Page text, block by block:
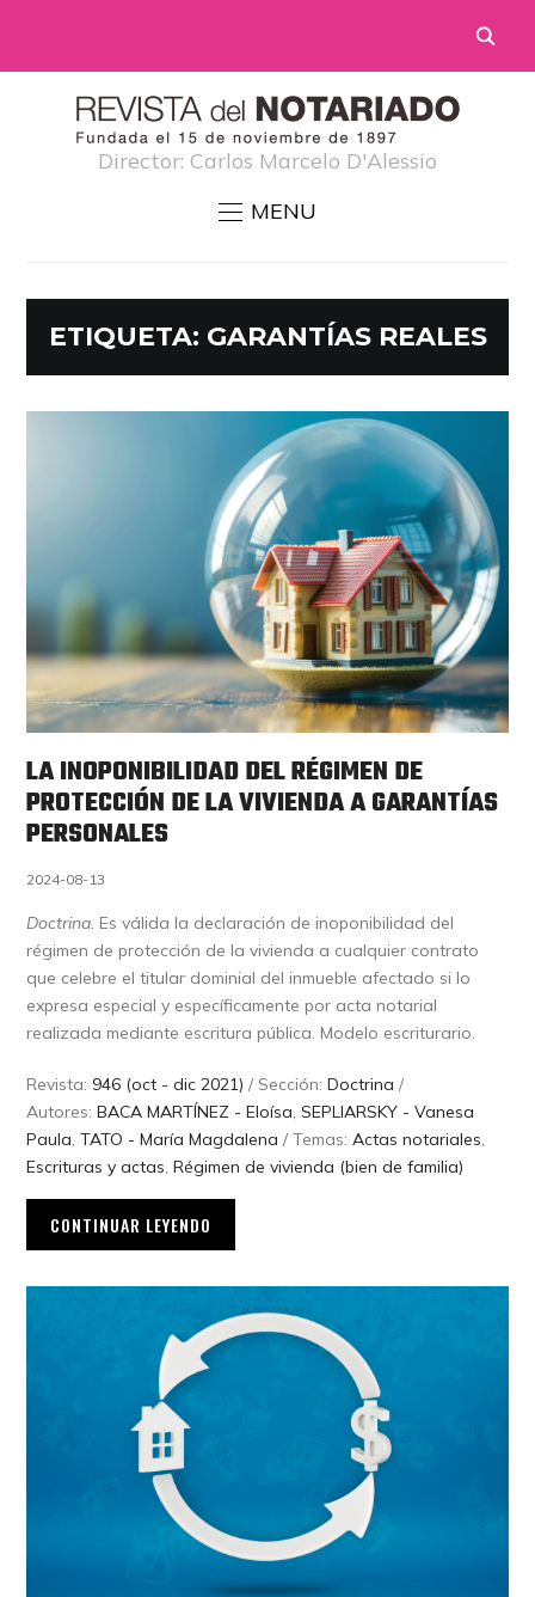
Director: Carlos Marcelo D'Alessio
MENU
ETIQUETA: GARANTÍAS REALES
LA INOPONIBILIDAD DEL RÉGIMEN DE
PROTECCIÓN DE LA VIVIENDA A GARANTÍAS
PERSONALES
2024-08-13
Doctrina. Es válida la declaración de inoponibilidad del
régimen de protección de la vivienda a cualquier contrato
que celebre el titular dominial del inmueble afectado si lo
expresa especial y específicamente por acta notarial
realizada mediante escritura pública. Modelo escriturario.
Revista: 946 (oct - dic 2021) / Sección:Doctrina /
Autores:BACA MARTÍNEZ - Eloísa,SEPLIARSKY - Vanesa
Paula,TATO - María Magdalena / Temas:Actas notariales,
Escrituras y actas,Régimen de vivienda (bien de familia)
CONTINUAR LEYENDO